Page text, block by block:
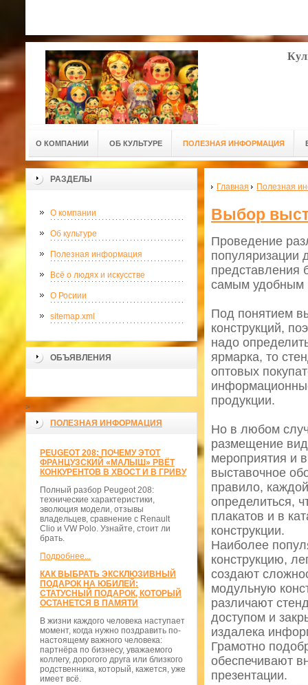
О КОМПАНИИ ОБ КУЛЬТУРЕ ПОЛЕЗНАЯ ИНФОРМАЦИЯ
РАЗДЕЛЫ
О компании
Об культуре
Полезная информация
Всё о людях и искусстве
О Росиии
sitemap.xml
ОБЪЯВЛЕНИЯ
>
ПОЛЕЗНАЯ ИНФОРМАЦИЯ
PEUGEOT 208: ПОЧЕМУ ЭТОТ
ФРАНЦУЗСКИЙ «МАЛЫШ» РВЁТ
КОНКУРЕНТОВ В ХВОСТ И В ГРИВУ
Полный разбор Peugeot 208:
технические характеристики,
эволюция модели, отзывы
владельцев, сравнение с Renault
Clio и VW Polo. Узнайте, стоит ли
брать.
Подробнее...
КАК ВЫБРАТЬ ЭКСКЛЮЗИВНЫЙ
ПОДАРОК НА ЮБИЛЕЙ:
СТАТУСНЫЙ ПОДАРОК, КОТОРЫЙ
ОСТАНЕТСЯ В ПАМЯТИ
В жизни каждого человека наступает
момент, когда нужно поздравить по-
настоящему важного человека:
партнёра по бизнесу, уважаемого
коллегу, дорогого друга или близкого
родственника, который, кажется, уже
имеет всё.
Главная Полезная
Выбор
Проведение
популяризации
представления
самым удобным
Под понятием
конструкций,
надо
ярмарка, то
оптовых
продукции.
Но в любом
размещение
мероприятия и
выставочное
правило,
определиться,
плакатов и в
конструкции.
Наиболее
конструкцию,
создают
модульную
различают
доступом и
издалека
Грамотно
обеспечивают
презентации.